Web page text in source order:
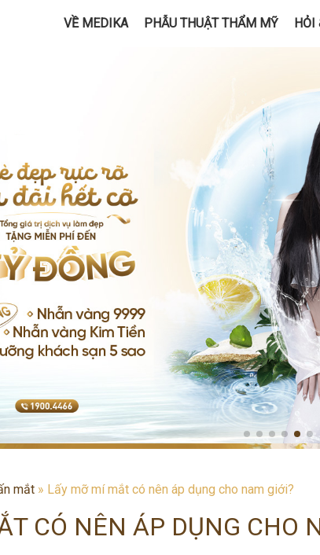
VỀ MEDIKA PHẪU THUẬT THẨM MỸ HỎI
mắt » Lấy mỡ mí mắt có nên áp dụng cho nam giới?
CÓ NÊN ÁP DỤNG CHO